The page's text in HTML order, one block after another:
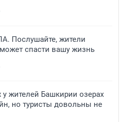
Послушайте, жители
спасти вашу жизнь
жителей Башкирии озерах
но туристы довольны не